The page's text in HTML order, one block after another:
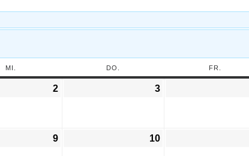
MI. DO. FR.
2 3
9 10